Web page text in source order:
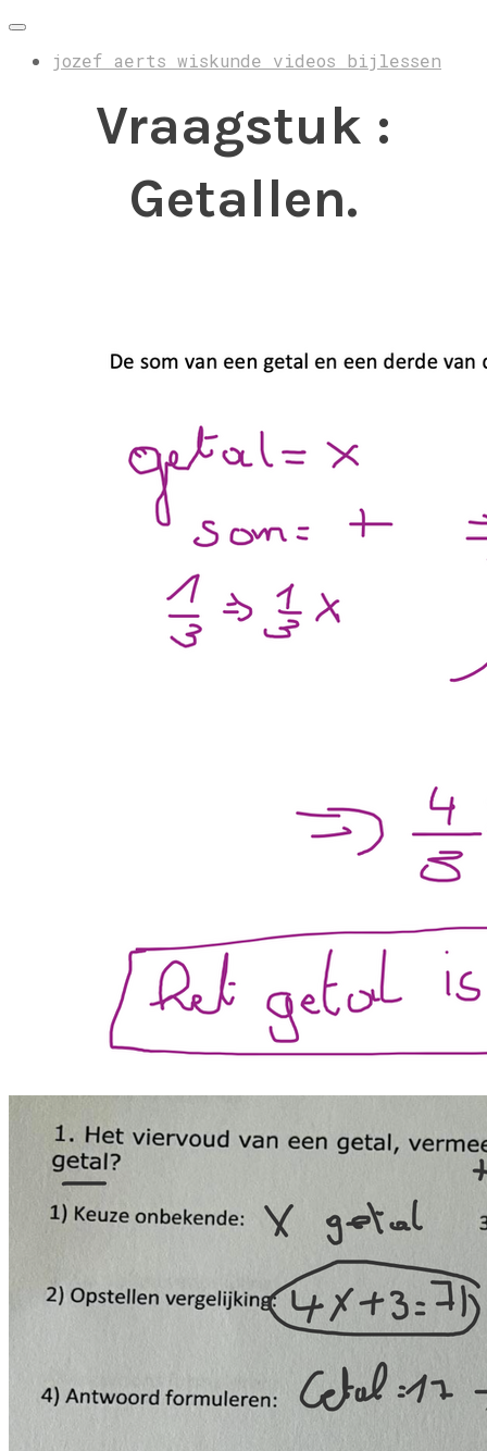
jozef aerts wiskunde videos bijlessen
Vraagstuk :
Getallen.